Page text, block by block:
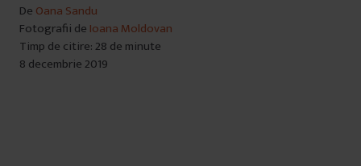
De Oana Sandu
Fotografii de Ioana Moldovan
Timp de citire: 28 de minute
8 decembrie 2019